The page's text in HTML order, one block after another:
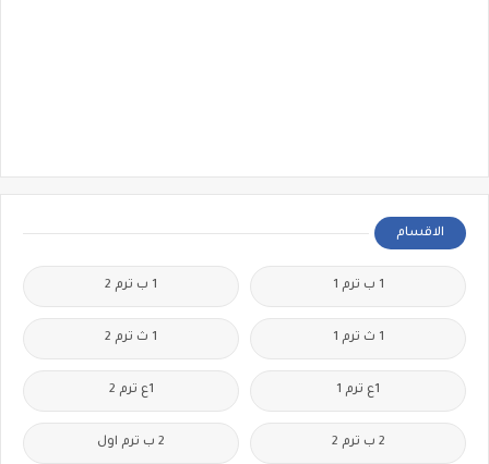
الاقسام
1 ب ترم 1 1 ب ترم 2
1 ث ترم 1 1 ث ترم 2
1ع ترم 1 1ع ترم 2
2 ب ترم 2 2 ب ترم اول